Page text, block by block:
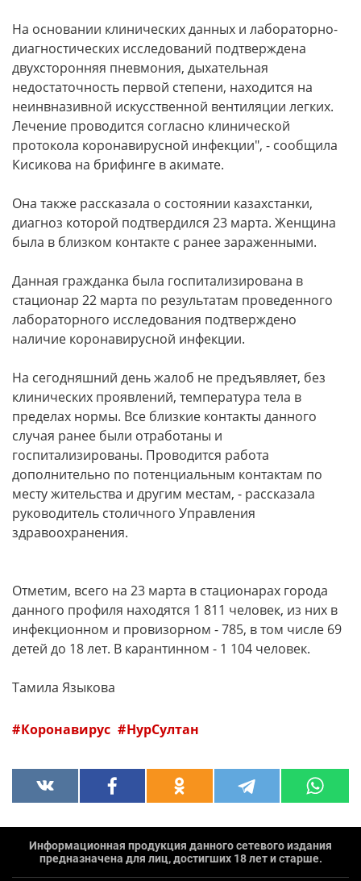
На основании клинических данных и лабораторно-
диагностических исследований подтверждена
двухсторонняя пневмония, дыхательная
недостаточность первой степени, находится на
неинвназивной искусственной вентиляции легких.
Лечение проводится согласно клинической
протокола коронавирусной инфекции", - сообщила
Кисикова на брифинге в акимате.
Она также рассказала о состоянии казахстанки,
диагноз которой подтвердился 23 марта. Женщина
была в близком контакте с ранее зараженными.
Данная гражданка была госпитализирована в
стационар 22 марта по результатам проведенного
лабораторного исследования подтверждено
наличие коронавирусной инфекции.
На сегодняшний день жалоб не предъявляет, без
клинических проявлений, температура тела в
пределах нормы. Все близкие контакты данного
случая ранее были отработаны и
госпитализированы. Проводится работа
дополнительно по потенциальным контактам по
месту жительства и другим местам, - рассказала
руководитель столичного Управления
здравоохранения.
Отметим, всего на 23 марта в стационарах города
данного профиля находятся 1 811 человек, из них в
инфекционном и провизорном - 785, в том числе 69
детей до 18 лет. В карантинном - 1 104 человек.
Тамила Языкова
Коронавирус НурСултан
Информационная продукция данного сетевого издания
предназначена для лиц, достигших 18 лет и старше.